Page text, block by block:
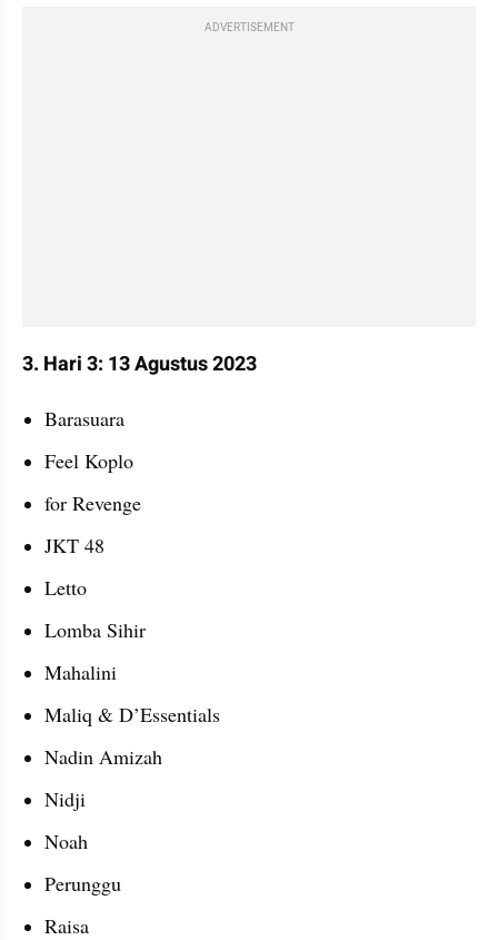
ADVERTISEMENT
3. Hari 3: 13 Agustus 2023
Barasuara
Feel Koplo
for Revenge
JKT 48
Letto
Lomba Sihir
Mahalini
Maliq & D’Essentials
Nadin Amizah
Nidji
Noah
Perunggu
Raisa